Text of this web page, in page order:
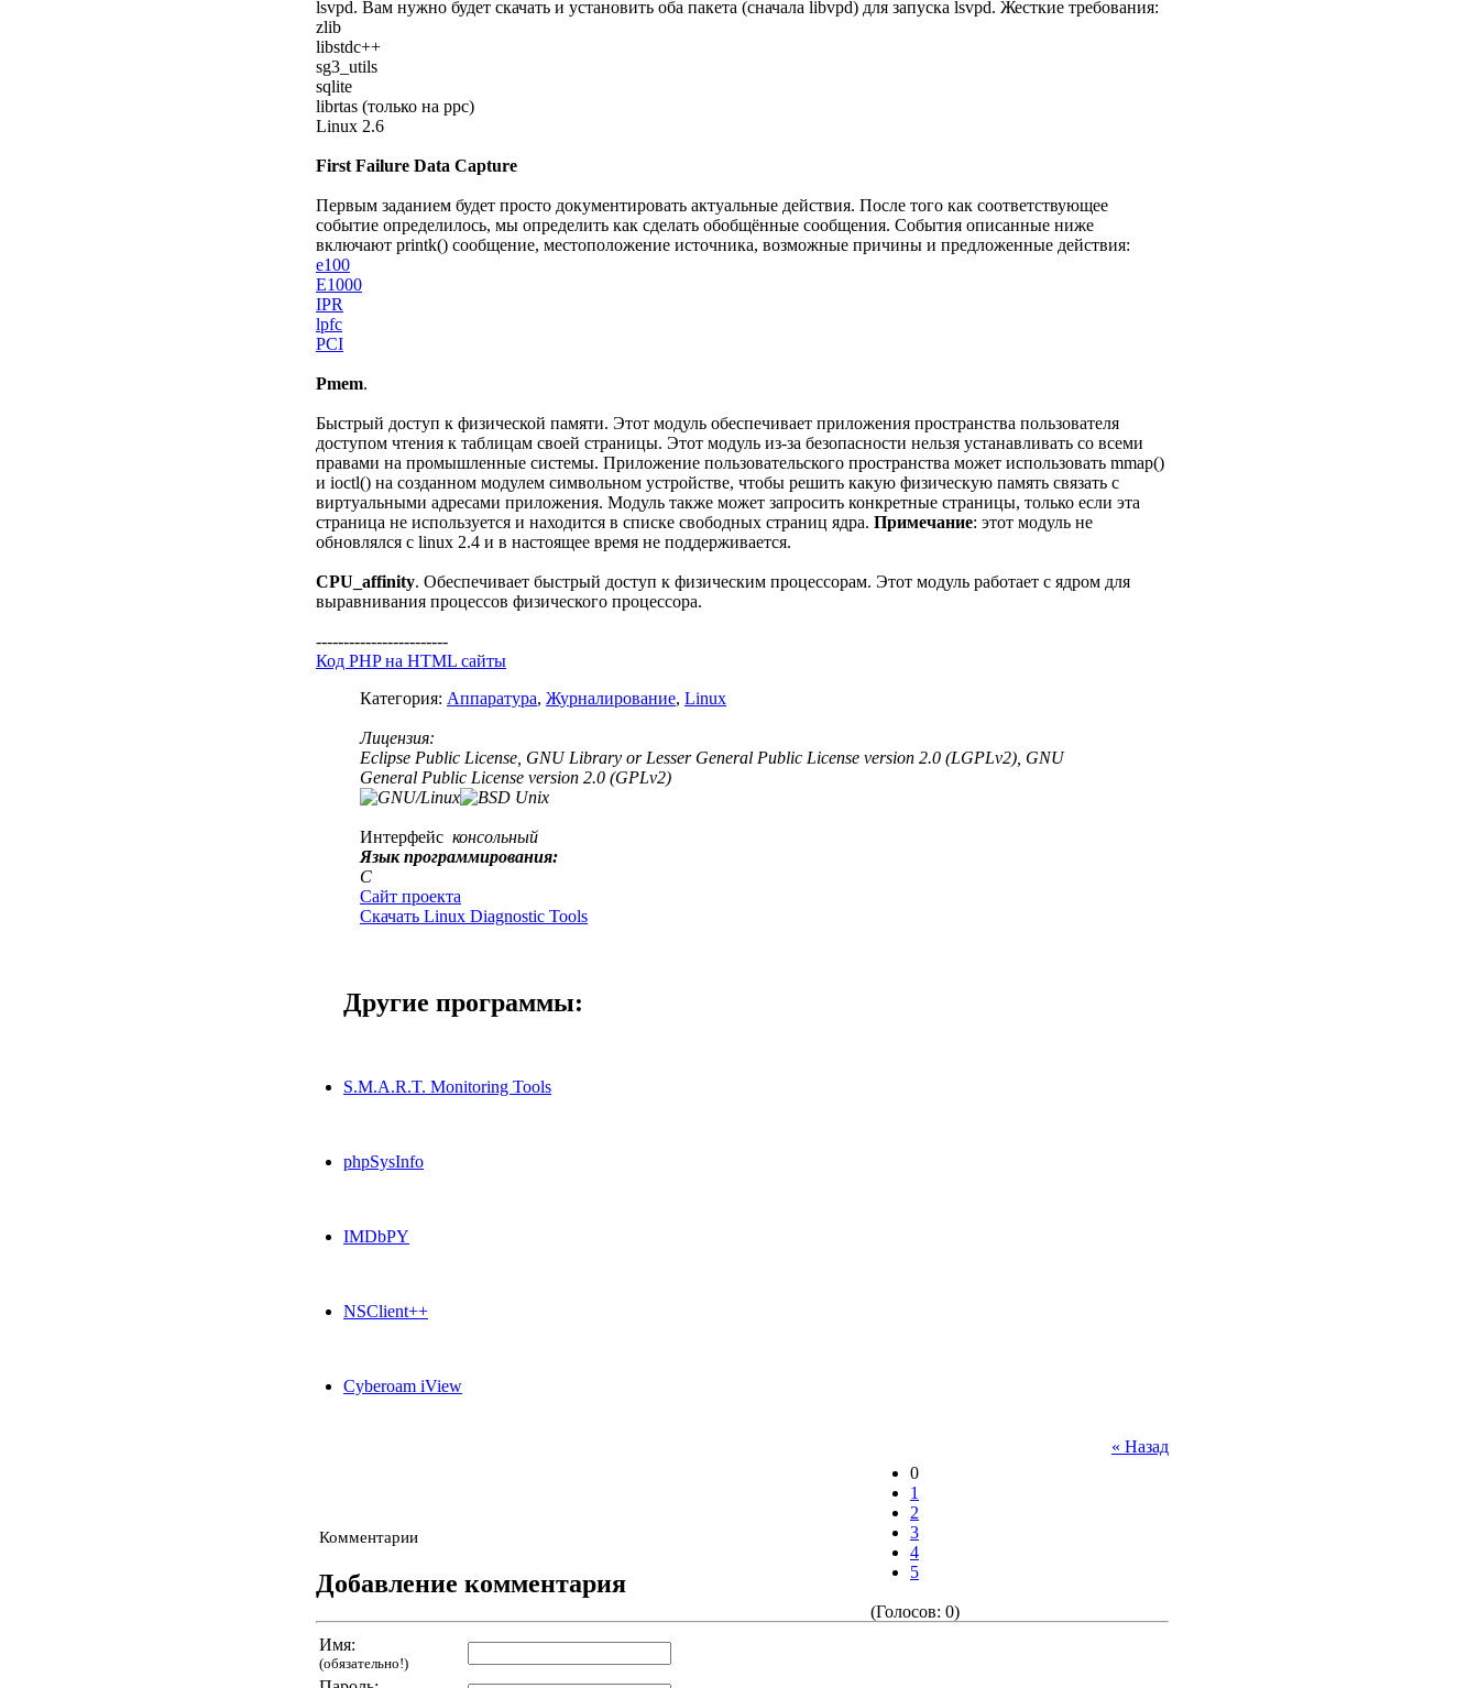
lsvpd. Вам нужно будет скачать и установить оба пакета (сначала libvpd) для запуска lsvpd. Жесткие требования:
zlib
libstdc++
sg3_utils
sqlite
librtas (только на ppc)
Linux 2.6
First Failure Data Capture
Первым заданием будет просто документировать актуальные действия. После того как соответствующее
событие определилось, мы определить как сделать обобщённые сообщения. События описанные ниже
включают printk() сообщение, местоположение источника, возможные причины и предложенные действия:
e100
E1000
IPR
lpfc
PCI
Pmem.
Быстрый доступ к физической памяти. Этот модуль обеспечивает приложения пространства пользователя
доступом чтения к таблицам своей страницы. Этот модуль из-за безопасности нельзя устанавливать со всеми
правами на промышленные системы. Приложение пользовательского пространства может использовать mmap()
и ioctl() на созданном модулем символьном устройстве, чтобы решить какую физическую память связать с
виртуальными адресами приложения. Модуль также может запросить конкретные страницы, только если эта
страница не используется и находится в списке свободных страниц ядра. Примечание: этот модуль не
обновлялся с linux 2.4 и в настоящее время не поддерживается.
CPU_affinity. Обеспечивает быстрый доступ к физическим процессорам. Этот модуль работает с ядром для
выравнивания процессов физического процессора.
------------------------
Код PHP на HTML сайты
Категория: Аппаратура, Журналирование, Linux
Лицензия:
Eclipse Public License, GNU Library or Lesser General Public License version 2.0 (LGPLv2), GNU
General Public License version 2.0 (GPLv2)
Интерфейс консольный
Язык программирования:
C
Сайт проекта
Скачать Linux Diagnostic Tools
Другие программы:
S.M.A.R.T. Monitoring Tools
phpSysInfo
IMDbPY
NSClient++
Cyberoam iView
0
1
2
3
4
5
(Голосов: 0)
« Назад
Комментарии
Добавление комментария
Имя:
(обязательно!)